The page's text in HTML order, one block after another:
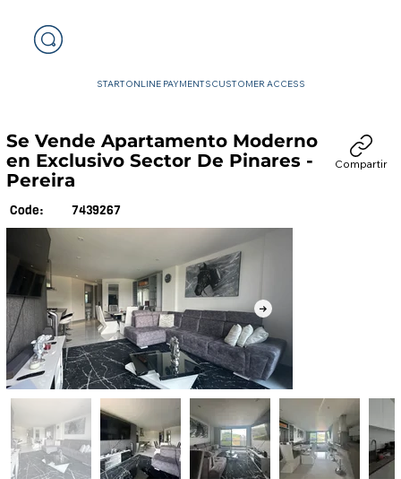
STARTONLINE PAYMENTSCUSTOMER ACCESS
Se Vende Apartamento Moderno
en Exclusivo Sector De Pinares -
Pereira
Code: 7439267
Compartir